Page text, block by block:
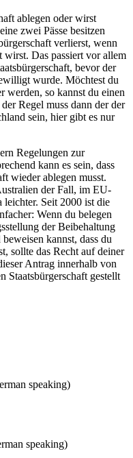
ablegen oder wirst
zwei Pässe besitzen
verlierst, wenn
wirst. Das passiert vor allem
bevor der
wurde. Möchtest du
werden, so kannst du einen
Regel muss dann der der
sein, hier gibt es nur
Regelungen zur
kann es sein, dass
wieder ablegen musst.
der Fall, im EU-
leichter. Seit 2000 ist die
Wenn du belegen
der Beibehaltung
kannst, dass du
sollte das Recht auf deiner
Antrag innerhalb von
Staatsbürgerschaft gestellt
speaking)
speaking)